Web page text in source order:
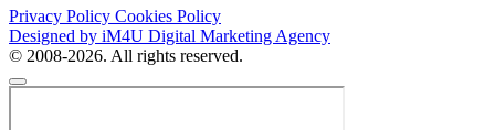
Privacy Policy Cookies Policy
Designed by iM4U Digital Marketing Agency
© 2008-2026. All rights reserved.